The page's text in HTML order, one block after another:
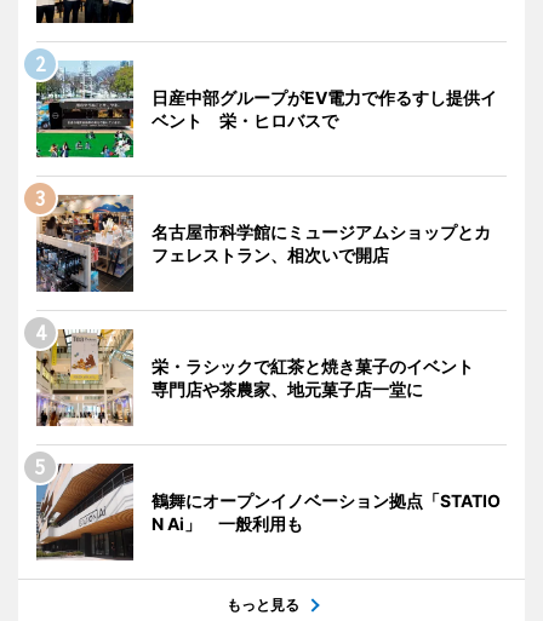
日産中部グループがEV電力で作るすし提供イ
ベント 栄・ヒロバスで
名古屋市科学館にミュージアムショップとカ
フェレストラン、相次いで開店
栄・ラシックで紅茶と焼き菓子のイベント
専門店や茶農家、地元菓子店一堂に
鶴舞にオープンイノベーション拠点「STATIO
N Ai」 一般利用も
もっと見る